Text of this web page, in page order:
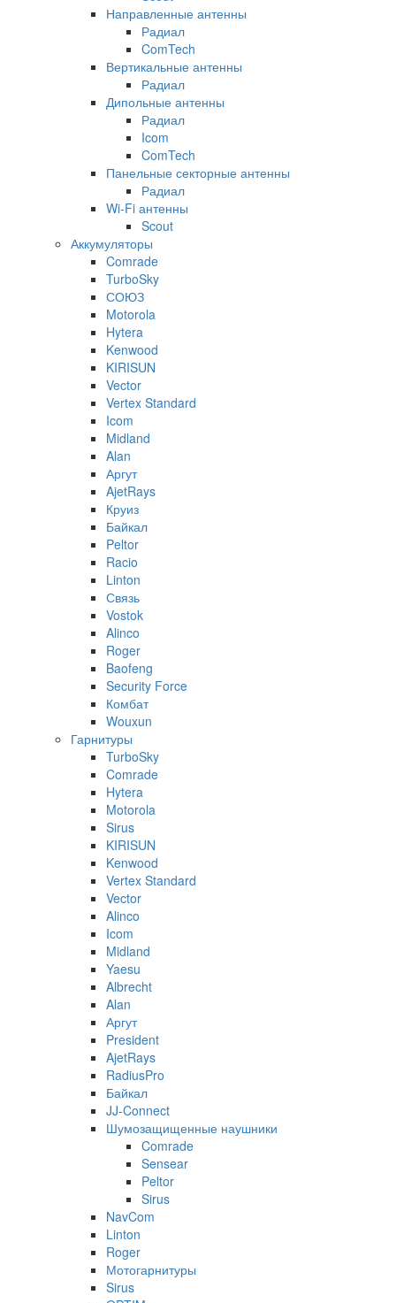
Направленные антенны
Радиал
ComTech
Вертикальные антенны
Радиал
Дипольные антенны
Радиал
Icom
ComTech
Панельные секторные антенны
Радиал
Wi-Fi антенны
Scout
Аккумуляторы
Comrade
TurboSky
СОЮЗ
Motorola
Hytera
Kenwood
KIRISUN
Vector
Vertex Standard
Icom
Midland
Alan
Аргут
AjetRays
Круиз
Байкал
Peltor
Racio
Linton
Связь
Vostok
Alinco
Roger
Baofeng
Security Force
Комбат
Wouxun
Гарнитуры
TurboSky
Comrade
Hytera
Motorola
Sirus
KIRISUN
Kenwood
Vertex Standard
Vector
Alinco
Icom
Midland
Yaesu
Albrecht
Alan
Аргут
President
AjetRays
RadiusPro
Байкал
JJ-Connect
Шумозащищенные наушники
Comrade
Sensear
Peltor
Sirus
NavCom
Linton
Roger
Мотогарнитуры
Sirus